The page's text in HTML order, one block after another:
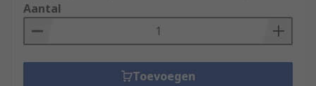
Aantal
Toevoegen